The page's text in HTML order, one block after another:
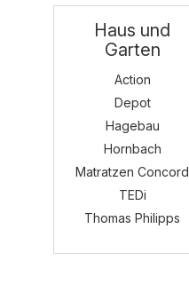
Haus und
Garten
Action
Depot
Hagebau
Hornbach
Matratzen Concord
TEDi
Thomas Philipps